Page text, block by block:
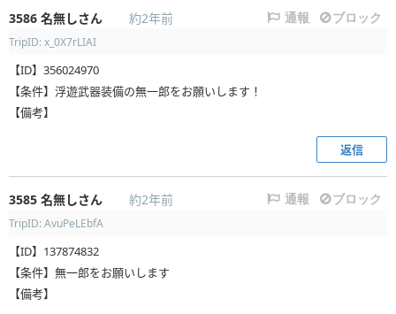
3586 名無しさん 約2年前 通報 ブロック
TripID: x_0X7rLIAI
【ID】356024970
【条件】浮遊武器装備の無一郎をお願いします！
【備考】
返信
3585 名無しさん 約2年前 通報 ブロック
TripID: AvuPeLEbfA
【ID】137874832
【条件】無一郎をお願いします
【備考】